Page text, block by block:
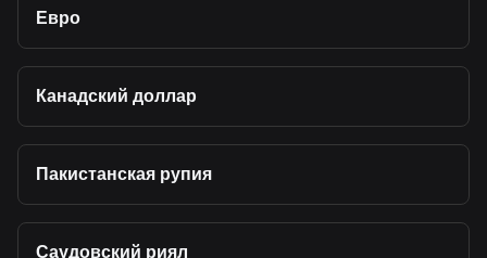
Евро
Канадский доллар
Пакистанская рупия
Саудовский риял